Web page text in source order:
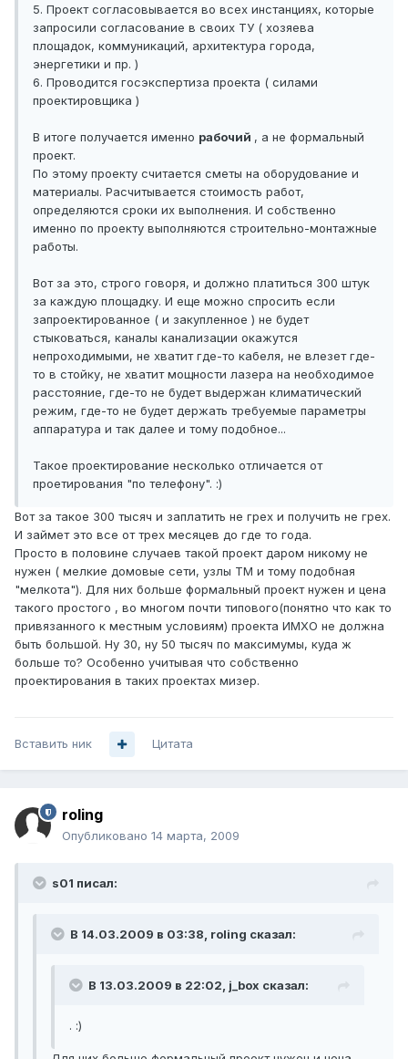
5. Проект согласовывается во всех инстанциях, которые
запросили согласование в своих ТУ ( хозяева
площадок, коммуникаций, архитектура города,
энергетики и пр. )
6. Проводится госэкспертиза проекта ( силами
проектировщика )
В итоге получается именно рабочий , а не формальный
проект.
По этому проекту считается сметы на оборудование и
материалы. Расчитывается стоимость работ,
определяются сроки их выполнения. И собственно
именно по проекту выполняются строительно-монтажные
работы.
Вот за это, строго говоря, и должно платиться 300 штук
за каждую площадку. И еще можно спросить если
запроектированное ( и закупленное ) не будет
стыковаться, каналы канализации окажутся
непроходимыми, не хватит где-то кабеля, не влезет где-
то в стойку, не хватит мощности лазера на необходимое
расстояние, где-то не будет выдержан климатический
режим, где-то не будет держать требуемые параметры
аппаратура и так далее и тому подобное...
Такое проектирование несколько отличается от
проетирования "по телефону". :)
Вот за такое 300 тысяч и заплатить не грех и получить не грех.
И займет это все от трех месяцев до где то года.
Просто в половине случаев такой проект даром никому не
нужен ( мелкие домовые сети, узлы ТМ и тому подобная
"мелкота"). Для них больше формальный проект нужен и цена
такого простого , во многом почти типового(понятно что как то
привязанного к местным условиям) проекта ИМХО не должна
быть большой. Ну 30, ну 50 тысяч по максимумы, куда ж
больше то? Особенно учитывая что собственно
проектирования в таких проектах мизер.
Вставить ник Цитата
roling
Опубликовано 14 марта, 2009
s01 писал:
В 14.03.2009 в 03:38, roling сказал:
В 13.03.2009 в 22:02, j_box сказал:
. :)